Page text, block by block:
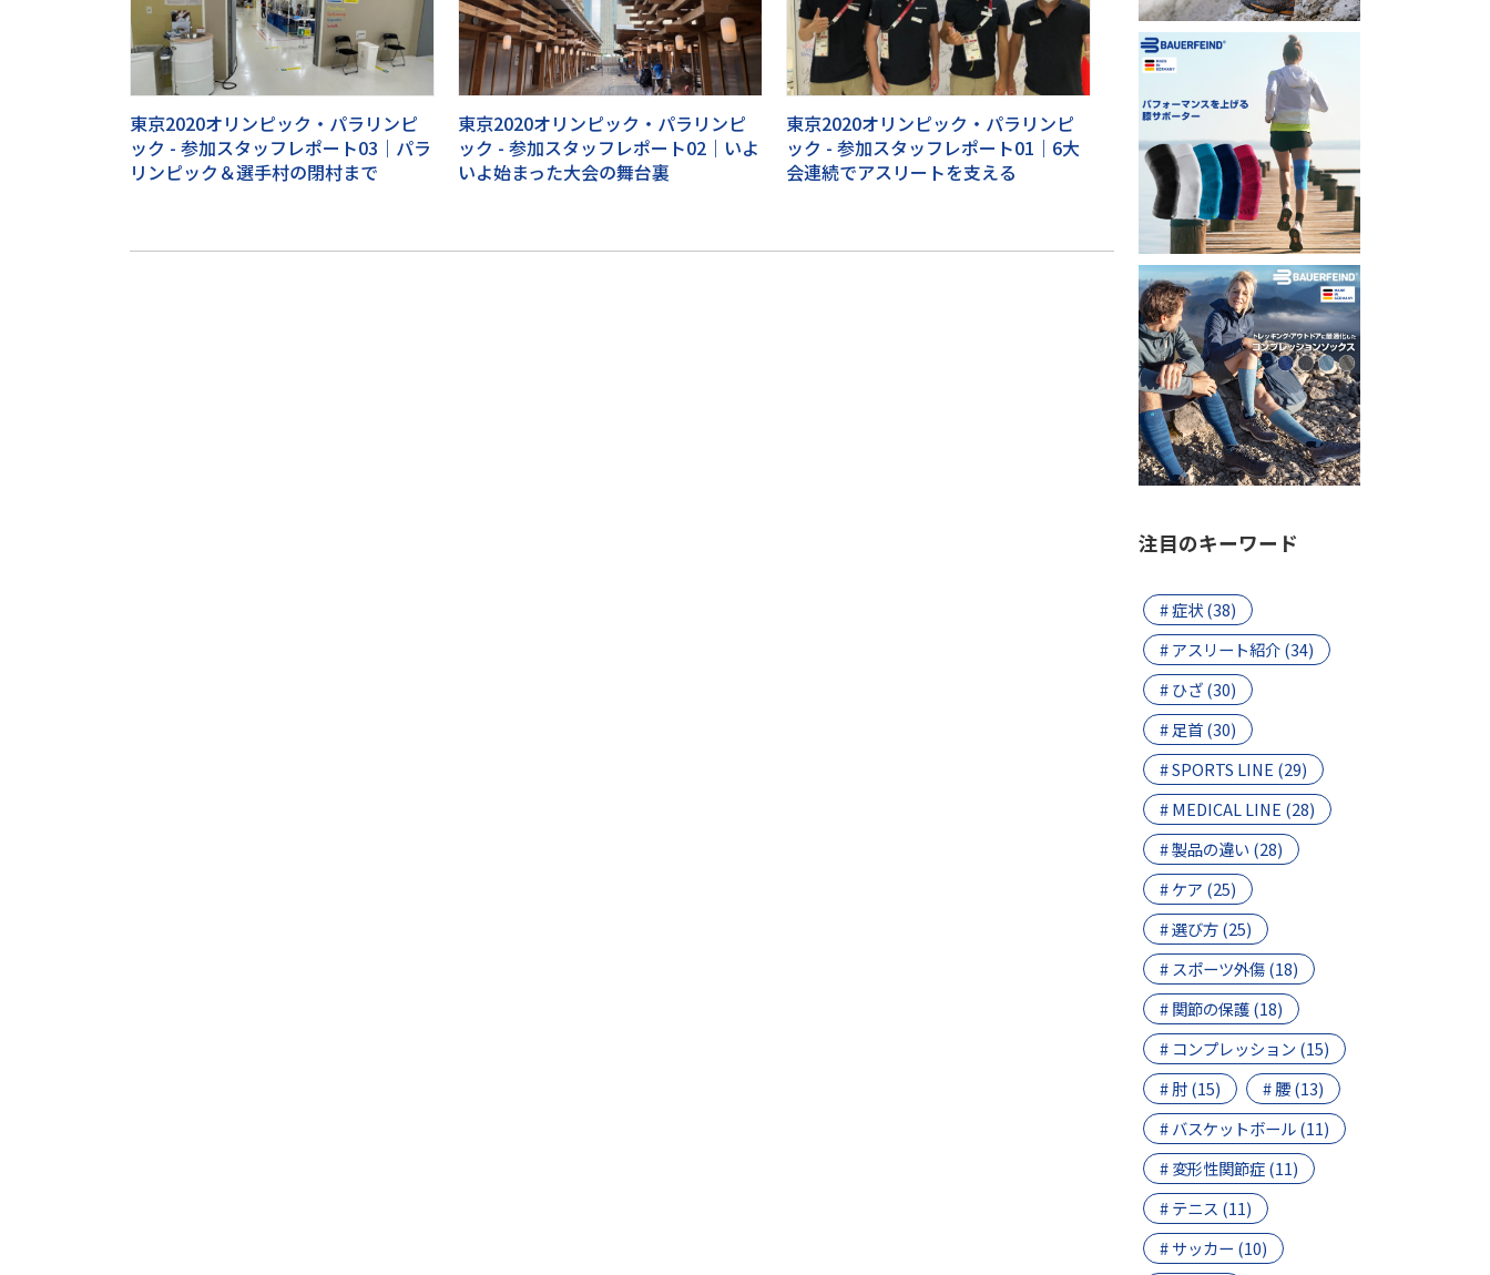
東京2020オリンピック・パラリンピ
ック - 参加スタッフレポート03｜パラ
リンピック＆選手村の閉村まで
東京2020オリンピック・パラリンピ
ック - 参加スタッフレポート02｜いよ
いよ始まった大会の舞台裏
東京2020オリンピック・パラリンピ
ック - 参加スタッフレポート01｜6大
会連続でアスリートを支える
注目のキーワード
# 症状 (38)
# アスリート紹介 (34)
# ひざ (30)
# 足首 (30)
# SPORTS LINE (29)
# MEDICAL LINE (28)
# 製品の違い (28)
# ケア (25)
# 選び方 (25)
# スポーツ外傷 (18)
# 関節の保護 (18)
# コンプレッション (15)
# 肘 (15)
# 腰 (13)
# バスケットボール (11)
# 変形性関節症 (11)
# テニス (11)
# サッカー (10)